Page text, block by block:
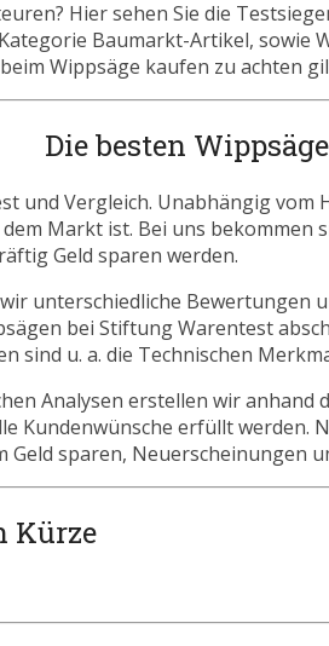
Hier sehen Sie die
Baumarkt-Artikel, sowie
Wippsäge kaufen zu achten
Die besten
und Vergleich. Unabhängig
Markt ist. Bei uns
Geld sparen werden.
unterschiedliche Bewertungen
bei Stiftung Warentest
sind u. a. die Technischen
Analysen erstellen wir
Kundenwünsche erfüllt werden.
Geld sparen, Neuerscheinungen
Kürze